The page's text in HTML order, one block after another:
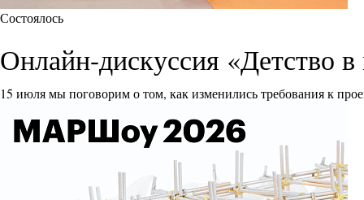
Состоялось
Онлайн-дискуссия «Детство
15 июля мы поговорим о том, как изменились требования к